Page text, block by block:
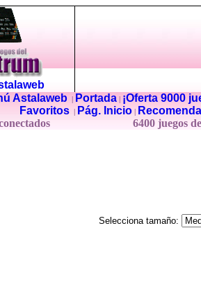
Astalaweb| Portada|
¡Oferta 9000
Favoritos
Pág. Inicio
6400 juegos
Selecciona tamaño: